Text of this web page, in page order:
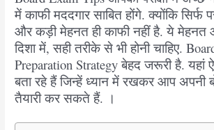
में काफी मददगार साबित होंगे. क्योंकि सिर्फ
और कड़ी मेहनत ही काफी नहीं है. ये मेहनत
दिशा में, सही तरीके से भी होनी चाहिए.
Preparation Strategy बेहद जरूरी है. यहां
बता रहे हैं जिन्हें ध्यान में रखकर आप अपनी
तैयारी कर सकते हैं. ।